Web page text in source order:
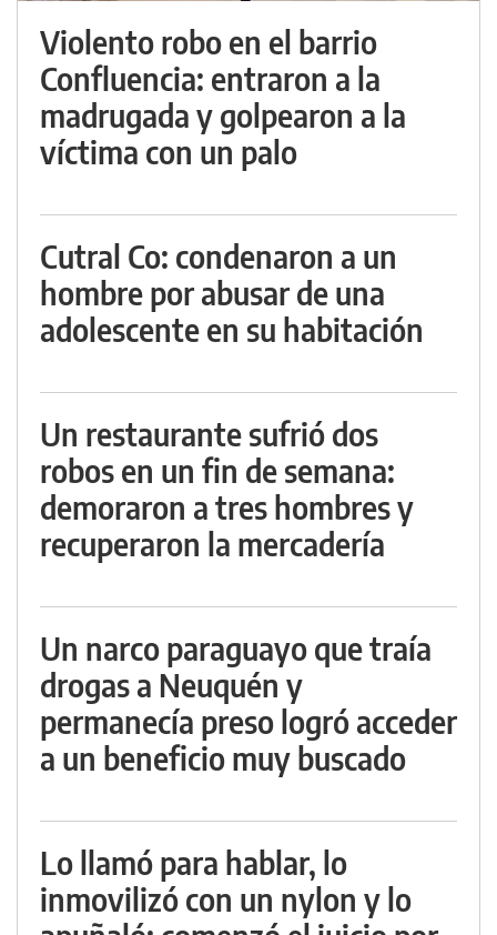
Violento robo en el barrio
Confluencia: entraron a la
madrugada y golpearon a la
víctima con un palo
Cutral Co: condenaron a un
hombre por abusar de una
adolescente en su habitación
Un restaurante sufrió dos
robos en un fin de semana:
demoraron a tres hombres y
recuperaron la mercadería
Un narco paraguayo que traía
drogas a Neuquén y
permanecía preso logró acceder
a un beneficio muy buscado
Lo llamó para hablar, lo
inmovilizó con un nylon y lo